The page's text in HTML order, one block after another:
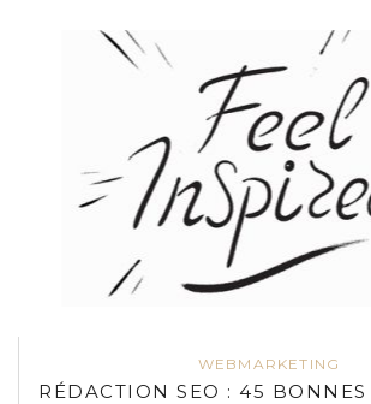
WEBMARKETING
RÉDACTION SEO : 45 BONNES